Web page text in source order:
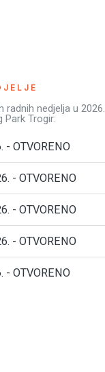
radnih nedjelja u
Park Trogir:
- OTVORENO
- OTVORENO
- OTVORENO
- OTVORENO
- OTVORENO